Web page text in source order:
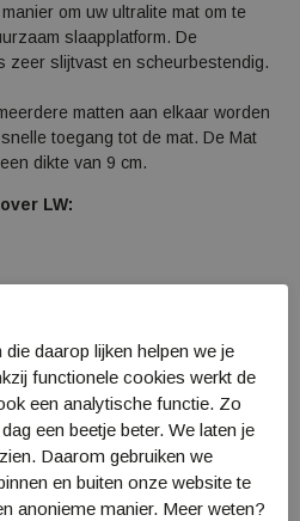
om uw ultralite mat om te
slaapplatform. De
zeer slijtvast en scheurbestendig.
matten aan elkaar worden
toegang tot de mat. De Mat
dikte van 9 cm.
LW:
daarop lijken helpen we je
functionele cookies werkt de
een analytische functie. Zo
een beetje beter. We laten je
Daarom gebruiken we
en buiten onze website te
anonieme manier. Meer weten?